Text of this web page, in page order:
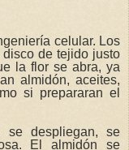
celular. Los
de tejido justo
la flor se abra, ya
almidón, aceites,
si prepararan el
despliegan, se
El almidón se